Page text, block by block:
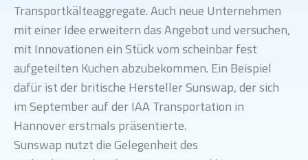
Transportkälteaggregate. Auch neue Unternehmen
mit einer Idee erweitern das Angebot und versuchen,
mit Innovationen ein Stück vom scheinbar fest
aufgeteilten Kuchen abzubekommen. Ein Beispiel
dafür ist der britische Hersteller Sunswap, der sich
im September auf der IAA Transportation in
Hannover erstmals präsentierte.
Sunswap nutzt die Gelegenheit des